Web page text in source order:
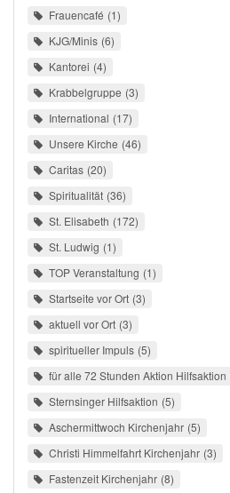
Frauencafé 1
KJG/Minis 6
Kantorei 4
Krabbelgruppe 3
International 17
Unsere Kirche 46
Caritas 20
Spiritualität 36
St. Elisabeth 172
St. Ludwig 1
TOP Veranstaltung 1
Startseite vor Ort 3
aktuell vor Ort 3
spiritueller Impuls 5
für alle 72 Stunden Aktion Hilfsaktion
Sternsinger Hilfsaktion 5
Aschermittwoch Kirchenjahr 5
Christi Himmelfahrt Kirchenjahr 3
Fastenzeit Kirchenjahr 8